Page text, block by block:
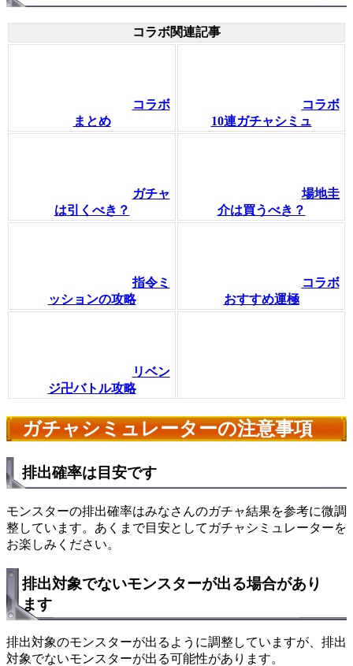
コラボ関連記事
コラボ
まとめ
コラボ
10連ガチャシミュ
ガチャ
は引くべき？
場地圭
介は買うべき？
指令ミ
ッションの攻略
コラボ
おすすめ運極
リベン
ジ卍バトル攻略
ガチャシミュレーターの注意事項
排出確率は目安です
モンスターの排出確率はみなさんのガチャ結果を参考に微調
整しています。あくまで目安としてガチャシミュレーターを
お楽しみください。
排出対象でないモンスターが出る場合があり
ます
排出対象のモンスターが出るように調整していますが、排出
対象でないモンスターが出る可能性があります。